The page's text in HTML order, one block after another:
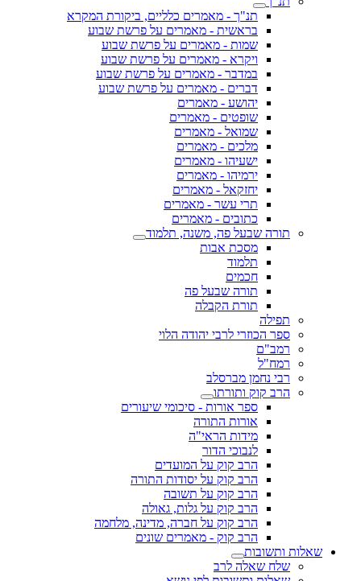
תנ"ך - מאמרים כלליים, ביקורת המקרא
בראשית - מאמרים על פרשת שבוע
שמות - מאמרים על פרשת שבוע
ויקרא - מאמרים על פרשת שבוע
במדבר - מאמרים על פרשת שבוע
דברים - מאמרים על פרשת שבוע
יהושע - מאמרים
שופטים - מאמרים
שמואל - מאמרים
מלכים - מאמרים
ישעיהו - מאמרים
ירמיהו - מאמרים
יחזקאל - מאמרים
תרי עשר - מאמרים
כתובים - מאמרים
תורה שבעל פה, משנה, תלמוד
מסכת אבות
תלמוד
חכמים
תורה שבעל פה
תורת הקבלה
תפילה
ספר הכוזרי לרבי יהודה הלוי
רמב"ם
רמח"ל
רבי נחמן מברסלב
הרב קוק ותורתו
ספר אורות - סיכומי שיעורים
אורות התורה
מידות הראי"ה
לנבוכי הדור
הרב קוק על המועדים
הרב קוק על יסודות התורה
הרב קוק על תשובה
הרב קוק על גלות, גאולה
הרב קוק על חברה, מדינה, מלחמה
הרב קוק - מאמרים שונים
שאלות ותשובות
שלח שאלה לרב